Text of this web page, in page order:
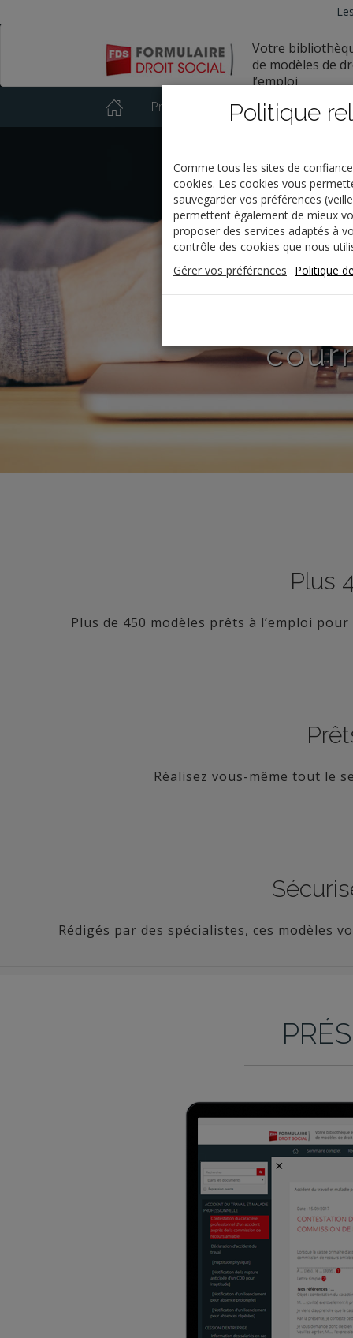
Votre
de modèles de
l’emploi
Présentation
Index thématique
Plus
Plus de 450 modèles prêts à l’emploi
Réalisez vous-même tout le
Rédigés par des spécialistes, ces modèles
Politique
Comme tous les sites de
cookies. Les cookies vous
sauvegarder vos préférences
permettent également de mieux
proposer des services adaptés à
contrôle des cookies que nous
Gérer vos préférences
Politique